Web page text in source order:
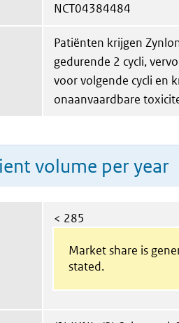
NCT04384484
Patiënten krijgen
gedurende 2 cycli,
voor volgende cycli en
onaanvaardbare
volume per year
< 285
Market share is
stated.